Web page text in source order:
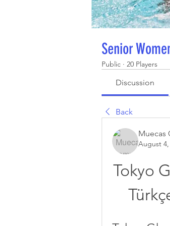
Senior
Public · 20 Players
Discussion
Back
Muecas
August 4,
Tokyo